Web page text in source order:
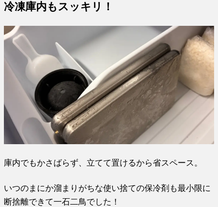
冷凍庫内もスッキリ！
庫内でもかさばらず、立てて置けるから省スペース。
いつのまにか溜まりがちな使い捨ての保冷剤も最小限に
断捨離できて一石二鳥でした！